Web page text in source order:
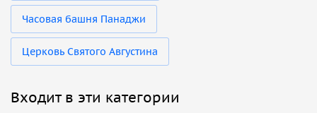
Часовая башня Панаджи
Церковь Святого Августина
Входит в эти категории